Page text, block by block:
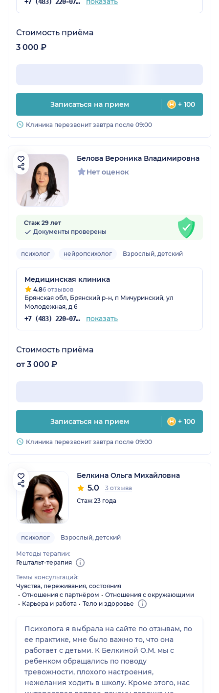
Стоимость приёма
3 000 ₽
Записаться на прием + 100
Клиника перезвонит завтра после 09:00
Белова Вероника Владимировна
Нет оценок
Стаж 29 лет
Документы проверены
психолог нейропсихолог Взрослый, детский
Медицинская клиника
4.86 отзывов
Брянская обл, Брянский р-н, п Мичуринский, ул
Молодежная, д 6
+7 (483) 220-07-59 показать
Стоимость приёма
от 3 000 ₽
Записаться на прием + 100
Клиника перезвонит завтра после 09:00
Белкина Ольга Михайловна
5.0
3 отзыва
Стаж 23 года
психолог Взрослый, детский
Методы терапии:
Гештальт-терапия
Темы консультаций:
Чувства, переживания, состояния
Отношения с партнёром
Отношения с окружающими
Карьера и работа
Тело и здоровье
Психолога я выбрала на сайте по отзывам, по
ее практике, мне было важно то, что она
работает с детьми. К Белкиной О.М. мы с
ребенком обращались по поводу
тревожности, плохого настроения,
нежелания ходить в школу. Кроме этого, нас